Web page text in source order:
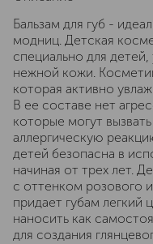
Бальзам для губ -
модниц. Детская
специально для
нежной кожи.
которая активно
В ее составе нет
которые могут
аллергическую
детей безопасна в
начиная от трех лет.
с оттенком розового
придает губам легкий
наносить как
для создания